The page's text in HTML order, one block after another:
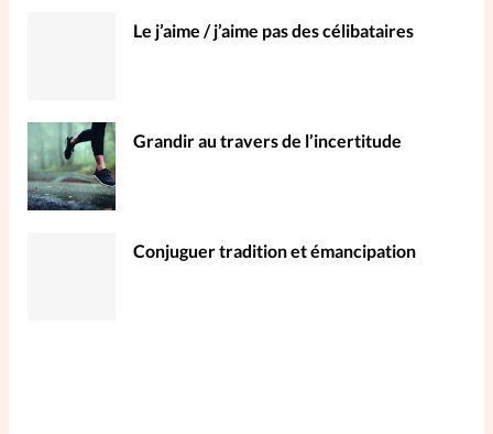
Le j’aime / j’aime pas des célibataires
Grandir au travers de l’incertitude
Conjuguer tradition et émancipation